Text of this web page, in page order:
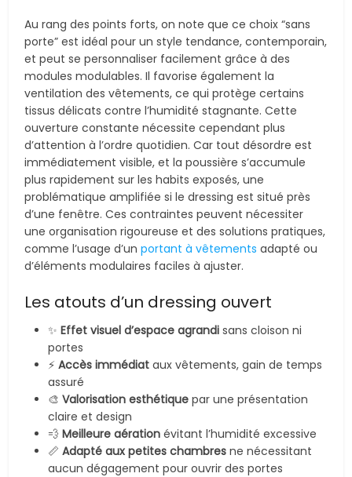
Au rang des points forts, on note que ce choix “sans
porte” est idéal pour un style tendance, contemporain,
et peut se personnaliser facilement grâce à des
modules modulables. Il favorise également la
ventilation des vêtements, ce qui protège certains
tissus délicats contre l’humidité stagnante. Cette
ouverture constante nécessite cependant plus
d’attention à l’ordre quotidien. Car tout désordre est
immédiatement visible, et la poussière s’accumule
plus rapidement sur les habits exposés, une
problématique amplifiée si le dressing est situé près
d’une fenêtre. Ces contraintes peuvent nécessiter
une organisation rigoureuse et des solutions pratiques,
comme l’usage d’unportant à vêtements adapté ou
d’éléments modulaires faciles à ajuster.
Les atouts d’un dressing ouvert
✨Effet visuel d’espace agrandi sans cloison ni
portes
⚡Accès immédiat aux vêtements, gain de temps
assuré
🎨Valorisation esthétique par une présentation
claire et design
💨Meilleure aération évitant l’humidité excessive
📏Adapté aux petites chambres ne nécessitant
aucun dégagement pour ouvrir des portes